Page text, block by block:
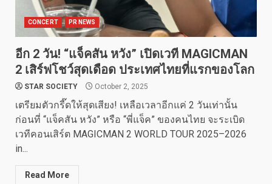
CONCERT PR NEWS
อีก 2 วัน! “แจ็คสัน หวัง” เปิดเวที MAGICMAN
2 เสิร์ฟโชว์สุดเดือด ประเทศไทยที่แรกของโลก
STAR SOCIETY October 2, 2025
เตรียมตัวกรี๊ดให้สุดเสียง! เหลือเวลาอีกแค่ 2 วันเท่านั้น
ก่อนที่ “แจ็คสัน หวัง” หรือ “พี่แจ็ค” ของคนไทย จะระเบิด
เวทีคอนเสิร์ต MAGICMAN 2 WORLD TOUR 2025–2026
in...
Read More